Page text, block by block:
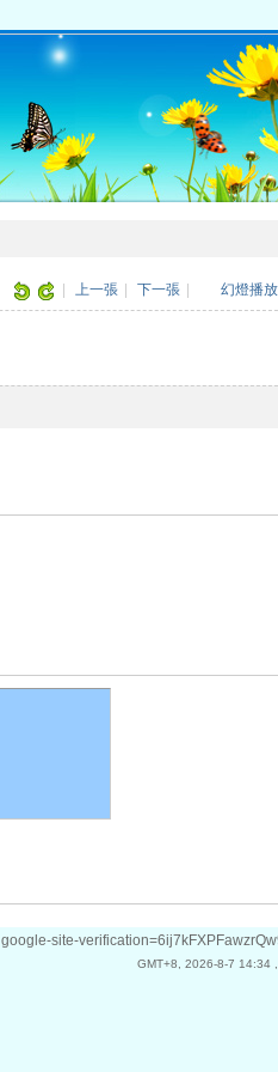
上一張 下一張 幻燈播放
google-site-
GMT+8, 2026-8-7 14:34